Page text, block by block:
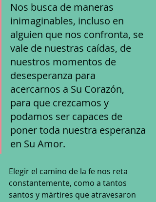
Nos busca de maneras
inimaginables, incluso en
alguien que nos confronta, se
vale de nuestras caídas, de
nuestros momentos de
desesperanza para
acercarnos a Su Corazón,
para que crezcamos y
podamos ser capaces de
poner toda nuestra esperanza
en Su Amor.
Elegir el camino de la fe nos reta
constantemente, como a tantos
santos y mártires que atravesaron